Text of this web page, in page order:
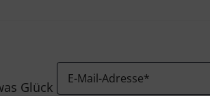
Glück
E-Mail-Adresse*